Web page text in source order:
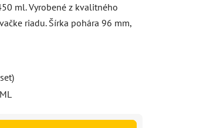
ml. Vyrobené z kvalitného
riadu. Šírka pohára 96 mm,